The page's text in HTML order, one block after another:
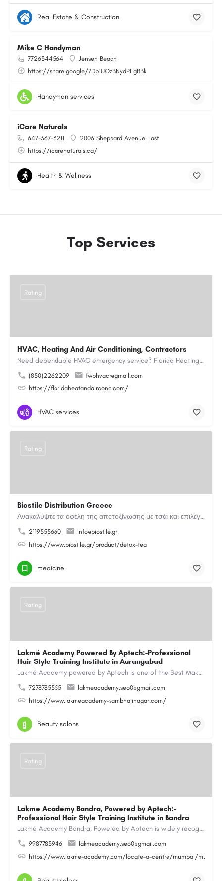
Real Estate & Construction
Mike C Handyman
7726344564
Jensen Beach
https://share.google/7Dp1UQzBNydPEgBBk
Handyman services
iCare Naturals
647-367-3211
2006 Sheppard Avenue East
https://icarenaturals.ca/
Health & Wellness
Top Services
HVAC, Heating And Air Conditioning, Contractors
Need dependable HVAC emergency service? Florida Heating and Air Conditioning LLC is ready to respond quickly…
(850)2262209
fwbhvacr@gmail.com
https://floridaheatandaircond.com/
Rating
HVAC services
Biostile Distribution Greece
Ανακαλύψτε τα οφέλη της αποτοξίνωσης με τσάι και επιλεγμένα βότανα. Μια φυσική καθημερινή επιλογή για…
2119555660
info@biostile.gr
https://www.biostile.gr/product/detox-tea
Rating
medicine
Lakmé Academy Powered By Aptech:-Professional
Hair Style Training Institute in Aurangabad
Lakmé Academy powered by Aptech is one of the Best Makeup Academy in Aurangabad, offering the Best Makeup…
7278785555
lakmeacademy.seo0@gmail.com
https://www.lakmeacademy-sambhajinagar.com/
Rating
Beauty salons
Lakme Academy Bandra, Powered by Aptech:-
Professional Hair Style Training Institute in Bandra
Lakmé Academy Bandra, Powered by Aptech is widely recognized as the Professional Hair Style Training…
9987783946
lakmeacademy.seo0@gmail.com
https://www.lakme-academy.com/locate-a-centre/mumbai/
Rating